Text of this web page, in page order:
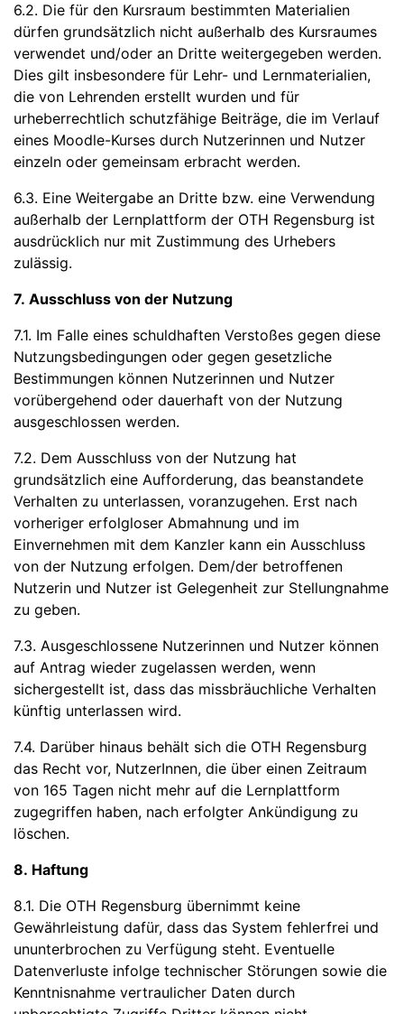
6.2. Die für den Kursraum bestimmten Materialien
dürfen grundsätzlich nicht außerhalb des Kursraumes
verwendet und/oder an Dritte weitergegeben werden.
Dies gilt insbesondere für Lehr- und Lernmaterialien,
die von Lehrenden erstellt wurden und für
urheberrechtlich schutzfähige Beiträge, die im Verlauf
eines Moodle-Kurses durch Nutzerinnen und Nutzer
einzeln oder gemeinsam erbracht werden.
6.3. Eine Weitergabe an Dritte bzw. eine Verwendung
außerhalb der Lernplattform der OTH Regensburg ist
ausdrücklich nur mit Zustimmung des Urhebers
zulässig.
7. Ausschluss von der Nutzung
7.1. Im Falle eines schuldhaften Verstoßes gegen diese
Nutzungsbedingungen oder gegen gesetzliche
Bestimmungen können Nutzerinnen und Nutzer
vorübergehend oder dauerhaft von der Nutzung
ausgeschlossen werden.
7.2. Dem Ausschluss von der Nutzung hat
grundsätzlich eine Aufforderung, das beanstandete
Verhalten zu unterlassen, voranzugehen. Erst nach
vorheriger erfolgloser Abmahnung und im
Einvernehmen mit dem Kanzler kann ein Ausschluss
von der Nutzung erfolgen. Dem/der betroffenen
Nutzerin und Nutzer ist Gelegenheit zur Stellungnahme
zu geben.
7.3. Ausgeschlossene Nutzerinnen und Nutzer können
auf Antrag wieder zugelassen werden, wenn
sichergestellt ist, dass das missbräuchliche Verhalten
künftig unterlassen wird.
7.4. Darüber hinaus behält sich die OTH Regensburg
das Recht vor, NutzerInnen, die über einen Zeitraum
von 165 Tagen nicht mehr auf die Lernplattform
zugegriffen haben, nach erfolgter Ankündigung zu
löschen.
8. Haftung
8.1. Die OTH Regensburg übernimmt keine
Gewährleistung dafür, dass das System fehlerfrei und
ununterbrochen zu Verfügung steht. Eventuelle
Datenverluste infolge technischer Störungen sowie die
Kenntnisnahme vertraulicher Daten durch